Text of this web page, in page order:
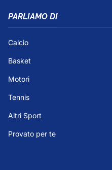
PARLIAMO DI
Calcio
Basket
Motori
Tennis
Altri Sport
Provato per te